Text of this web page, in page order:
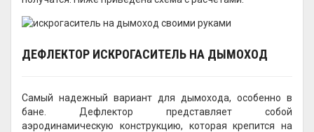
ДЕФЛЕКТОР ИСКРОГАСИТЕЛЬ НА ДЫМОХОД
Самый надежный вариант для дымохода, особенно в
бане. Дефлектор представляет собой
аэродинамическую конструкцию, которая крепится на